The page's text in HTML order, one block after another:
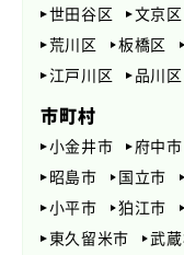
世田谷区
文京区
荒川区
板橋区
江戸川区
品川区
市町村
小金井市 府中市
昭島市
国立市
小平市
狛江市
東久留米市
武